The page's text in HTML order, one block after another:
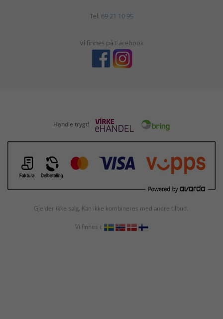
Tel: 69 21 10 95
Vi finnes på Facebook
Handle trygt!
Gjelder ikke salg. Kan ikke kombineres med andre tilbud.
Vi finnes i: